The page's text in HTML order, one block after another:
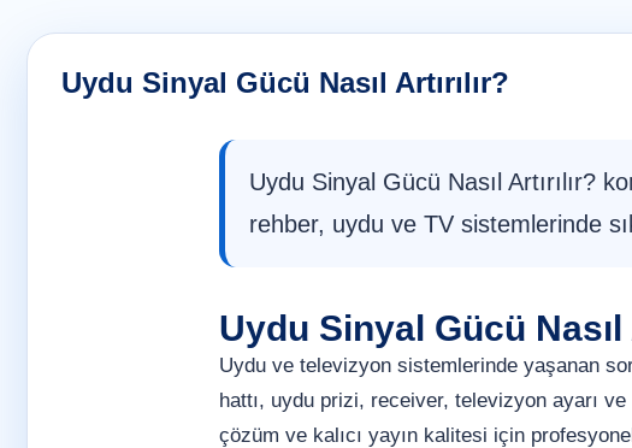
Uydu Sinyal Gücü Nasıl Artırılır?
Uydu Sinyal Gücü Nasıl Artırılır?
rehber, uydu ve TV sistemlerinde
Uydu Sinyal Gücü
Uydu ve televizyon sistemlerinde yaşanan
hattı, uydu prizi, receiver, televizyon ayarı
çözüm ve kalıcı yayın kalitesi için